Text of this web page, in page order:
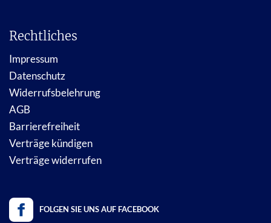
Rechtliches
Impressum
Datenschutz
Widerrufsbelehrung
AGB
Barrierefreiheit
Verträge kündigen
Verträge widerrufen
FOLGEN SIE UNS AUF FACEBOOK